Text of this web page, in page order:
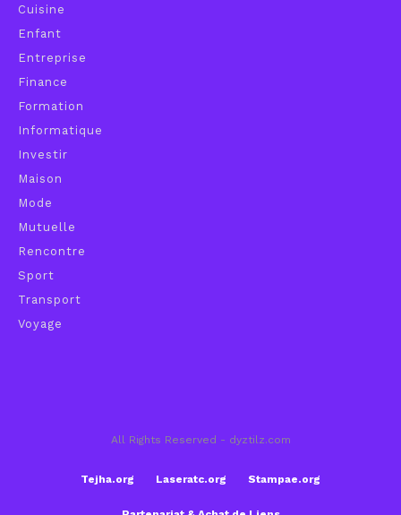
Cuisine
Enfant
Entreprise
Finance
Formation
Informatique
Investir
Maison
Mode
Mutuelle
Rencontre
Sport
Transport
Voyage
All Rights Reserved - dyztilz.com
Tejha.org Laseratc.org Stampae.org